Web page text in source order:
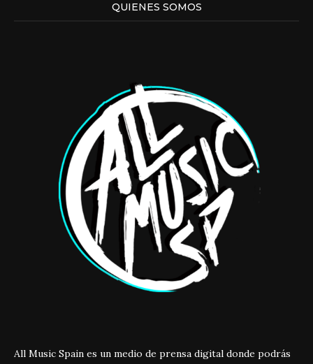
QUIENES SOMOS
All Music Spain es un medio de prensa digital donde podrás